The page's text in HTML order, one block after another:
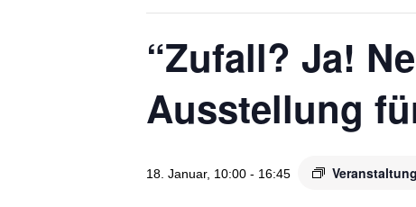
“Zufall? Ja!
Ausstellung
18. Januar, 10:00 - 16:45